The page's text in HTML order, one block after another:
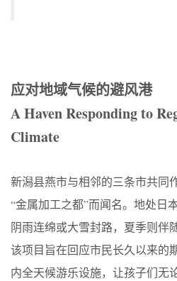
应对地域气候的避风港
A Haven Responding to
Climate
新潟县燕市与相邻的三条市共同
“金属加工之都”而闻名。地处日
阴雨连绵或大雪封路，夏季则伴
该项目旨在回应市民长久以来的
内全天候游乐设施，让孩子们无